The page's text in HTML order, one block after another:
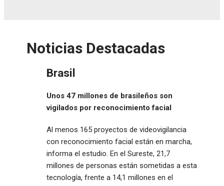
Noticias Destacadas
Brasil
Unos 47 millones de brasileños son
vigilados por reconocimiento facial
Al menos 165 proyectos de videovigilancia
con reconocimiento facial están en marcha,
informa el estudio. En el Sureste, 21,7
millones de personas están sometidas a esta
tecnología, frente a 14,1 millones en el